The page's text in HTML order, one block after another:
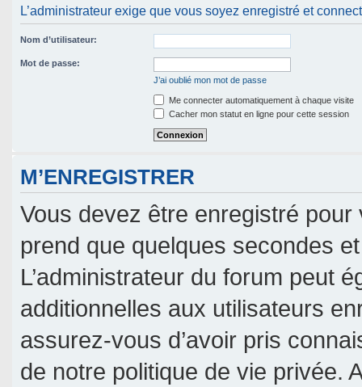
L’administrateur exige que vous soyez enregistré et
Nom d’utilisateur:
Mot de passe:
J’ai oublié mon mot de passe
Me connecter automatiquement à chaque visite
Cacher mon statut en ligne pour cette session
M’ENREGISTRER
Vous devez être enregistré pour
prend que quelques secondes
L’administrateur du forum peut
additionnelles aux utilisateurs
assurez-vous d’avoir pris
de notre politique de vie privée.